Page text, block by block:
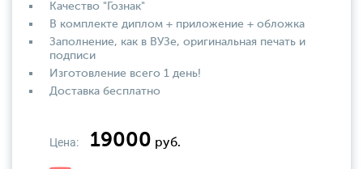
Качество "Гознак"
В комплекте диплом + приложение + обложка
Заполнение, как в ВУЗе, оригинальная печать и
подписи
Изготовление всего 1 день!
Доставка бесплатно
Цена: 19000 руб.